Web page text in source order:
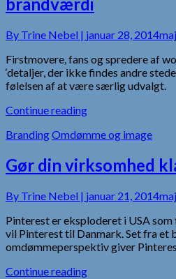
By Trine Nebel | januar 28, 2014
Firstmovere, fans og spredere af
‘detaljer, der ikke findes andre
følelsen af at være særlig udvalgt.
Continue reading
BrandingOmdømme og image
Gør din virksomhed
By Trine Nebel | januar 21, 2014
Pinterest er eksploderet i USA
vil Pinterest til Danmark. Set fra et
omdømmeperspektiv giver
Continue reading